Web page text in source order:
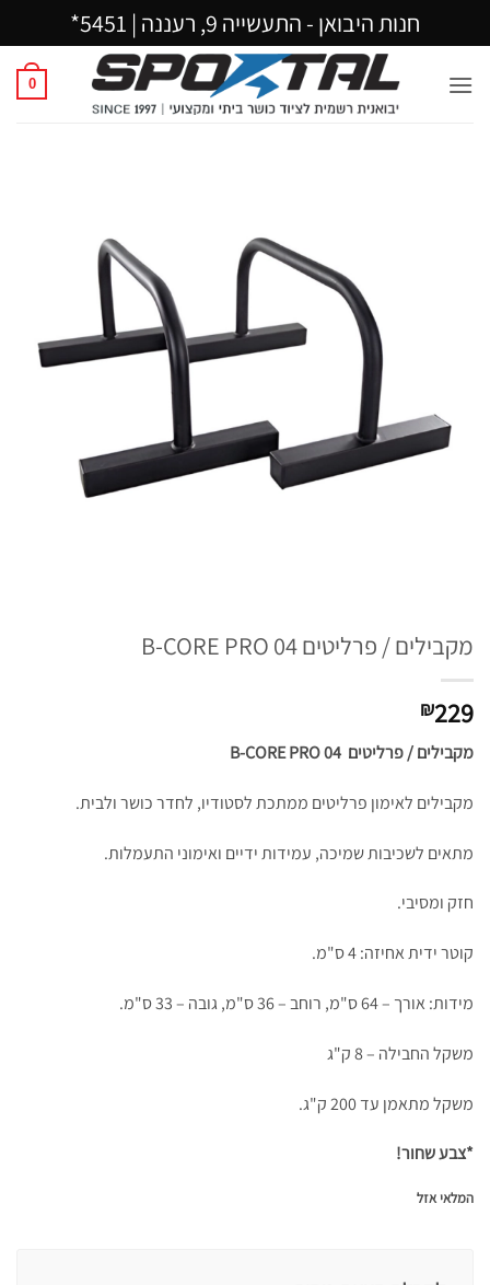
חנות היבואן - התעשייה 9, רעננה | 5451*
0
מקבילים / פרליטים B-CORE PRO 04
₪229
מקבילים / פרליטים B-CORE PRO 04
מקבילים לאימון פרליטים ממתכת לסטודיו, לחדר כושר ולבית.
מתאים לשכיבות שמיכה, עמידות ידיים ואימוני התעמלות.
חזק ומסיבי.
קוטר ידית אחיזה: 4 ס"מ.
מידות: אורך – 64 ס"מ, רוחב – 36 ס"מ, גובה – 33 ס"מ.
משקל החבילה – 8 ק"ג
משקל מתאמן עד 200 ק"ג.
*צבע שחור!
המלאי אזל